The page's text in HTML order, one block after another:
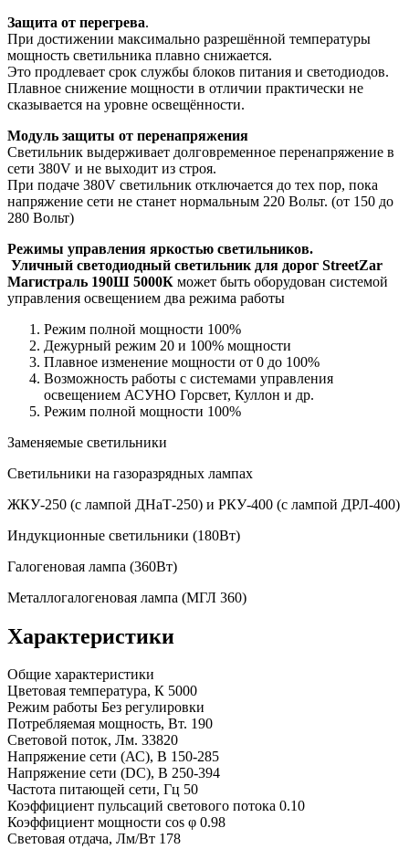
Защита от перегрева.
При достижении максимально разрешённой температуры
мощность светильника плавно снижается.
Это продлевает срок службы блоков питания и светодиодов.
Плавное снижение мощности в отличии практически не
сказывается на уровне освещённости.
Модуль защиты от перенапряжения
Светильник выдерживает долговременное перенапряжение в
сети 380V и не выходит из строя.
При подаче 380V светильник отключается до тех пор, пока
напряжение сети не станет нормальным 220 Вольт. (от 150 до
280 Вольт)
Режимы управления яркостью светильников.
Уличный светодиодный светильник для дорог StreetZar
Магистраль 190Ш 5000К может быть оборудован системой
управления освещением два режима работы
Режим полной мощности 100%
Дежурный режим 20 и 100% мощности
Плавное изменение мощности от 0 до 100%
Возможность работы с системами управления
освещением АСУНО Горсвет, Куллон и др.
Режим полной мощности 100%
Заменяемые светильники
Светильники на газоразрядных лампах
ЖКУ-250 (с лампой ДНаТ-250) и РКУ-400 (с лампой ДРЛ-400)
Индукционные светильники (180Вт)
Галогеновая лампа (360Вт)
Металлогалогеновая лампа (МГЛ 360)
Характеристики
Общие характеристики
Цветовая температура, К 5000
Режим работы Без регулировки
Потребляемая мощность, Вт. 190
Световой поток, Лм. 33820
Напряжение сети (АС), В 150-285
Напряжение сети (DC), В 250-394
Частота питающей сети, Гц 50
Коэффициент пульсаций светового потока 0.10
Коэффициент мощности cos φ 0.98
Световая отдача, Лм/Вт 178